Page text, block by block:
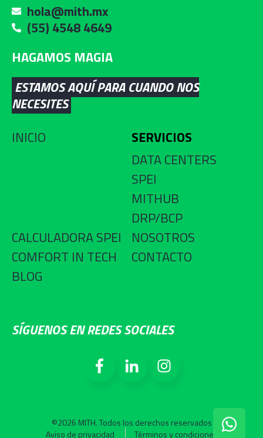
hola@mith.mx
(55) 4548 4649
HAGAMOS MAGIA
ESTAMOS AQUÍ PARA CUANDO NOS
NECESITES
INICIO
SERVICIOS
DATA CENTERS
SPEI
MITHUB
DRP/BCP
CALCULADORA SPEI
NOSOTROS
COMFORT IN TECH
CONTACTO
BLOG
SÍGUENOS EN REDES SOCIALES
©2026 MITH. Todos los derechos reservados
Aviso de privacidad
Términos y condiciones Chat on